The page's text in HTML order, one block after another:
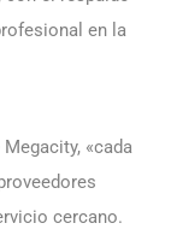
en la
«cada
cercano.